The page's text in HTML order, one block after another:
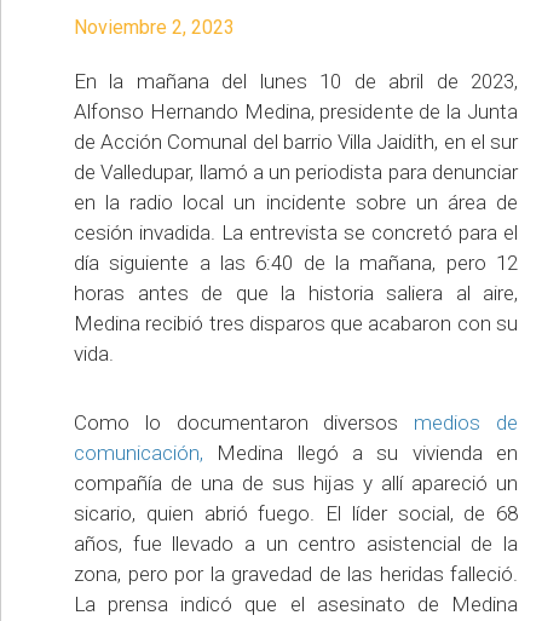
Noviembre 2, 2023
En la mañana del lunes 10 de abril de 2023,
Alfonso Hernando Medina, presidente de la Junta
de Acción Comunal del barrio Villa Jaidith, en el sur
de Valledupar, llamó a un periodista para denunciar
en la radio local un incidente sobre un área de
cesión invadida. La entrevista se concretó para el
día siguiente a las 6:40 de la mañana, pero 12
horas antes de que la historia saliera al aire,
Medina recibió tres disparos que acabaron con su
vida.
Como lo documentaron diversos medios de
comunicación, Medina llegó a su vivienda en
compañía de una de sus hijas y allí apareció un
sicario, quien abrió fuego. El líder social, de 68
años, fue llevado a un centro asistencial de la
zona, pero por la gravedad de las heridas falleció.
La prensa indicó que el asesinato de Medina